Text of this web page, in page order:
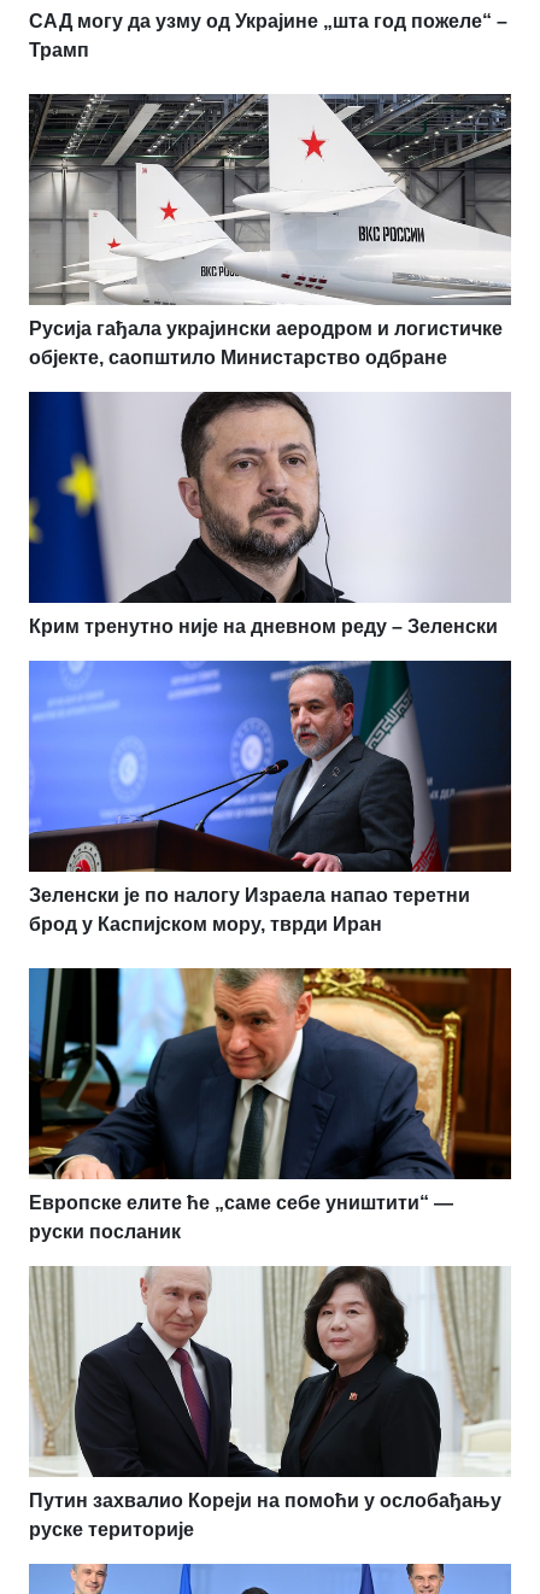
САД могу да узму од Украјине „шта год пожеле“ –
Трамп
Русија гађала украјински аеродром и логистичке
објекте, саопштило Министарство одбране
Крим тренутно није на дневном реду – Зеленски
Зеленски је по налогу Израела напао теретни
брод у Каспијском мору, тврди Иран
Европске елите ће „саме себе уништити“ —
руски посланик
Путин захвалио Кореји на помоћи у ослобађању
руске територије